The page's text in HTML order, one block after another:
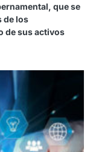
que se
de los
de sus activos